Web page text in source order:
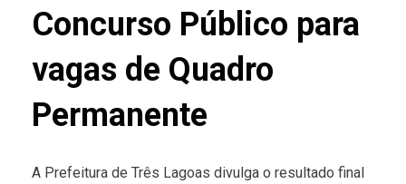
Concurso Público para
vagas de Quadro
Permanente
A Prefeitura de Três Lagoas divulga o resultado final